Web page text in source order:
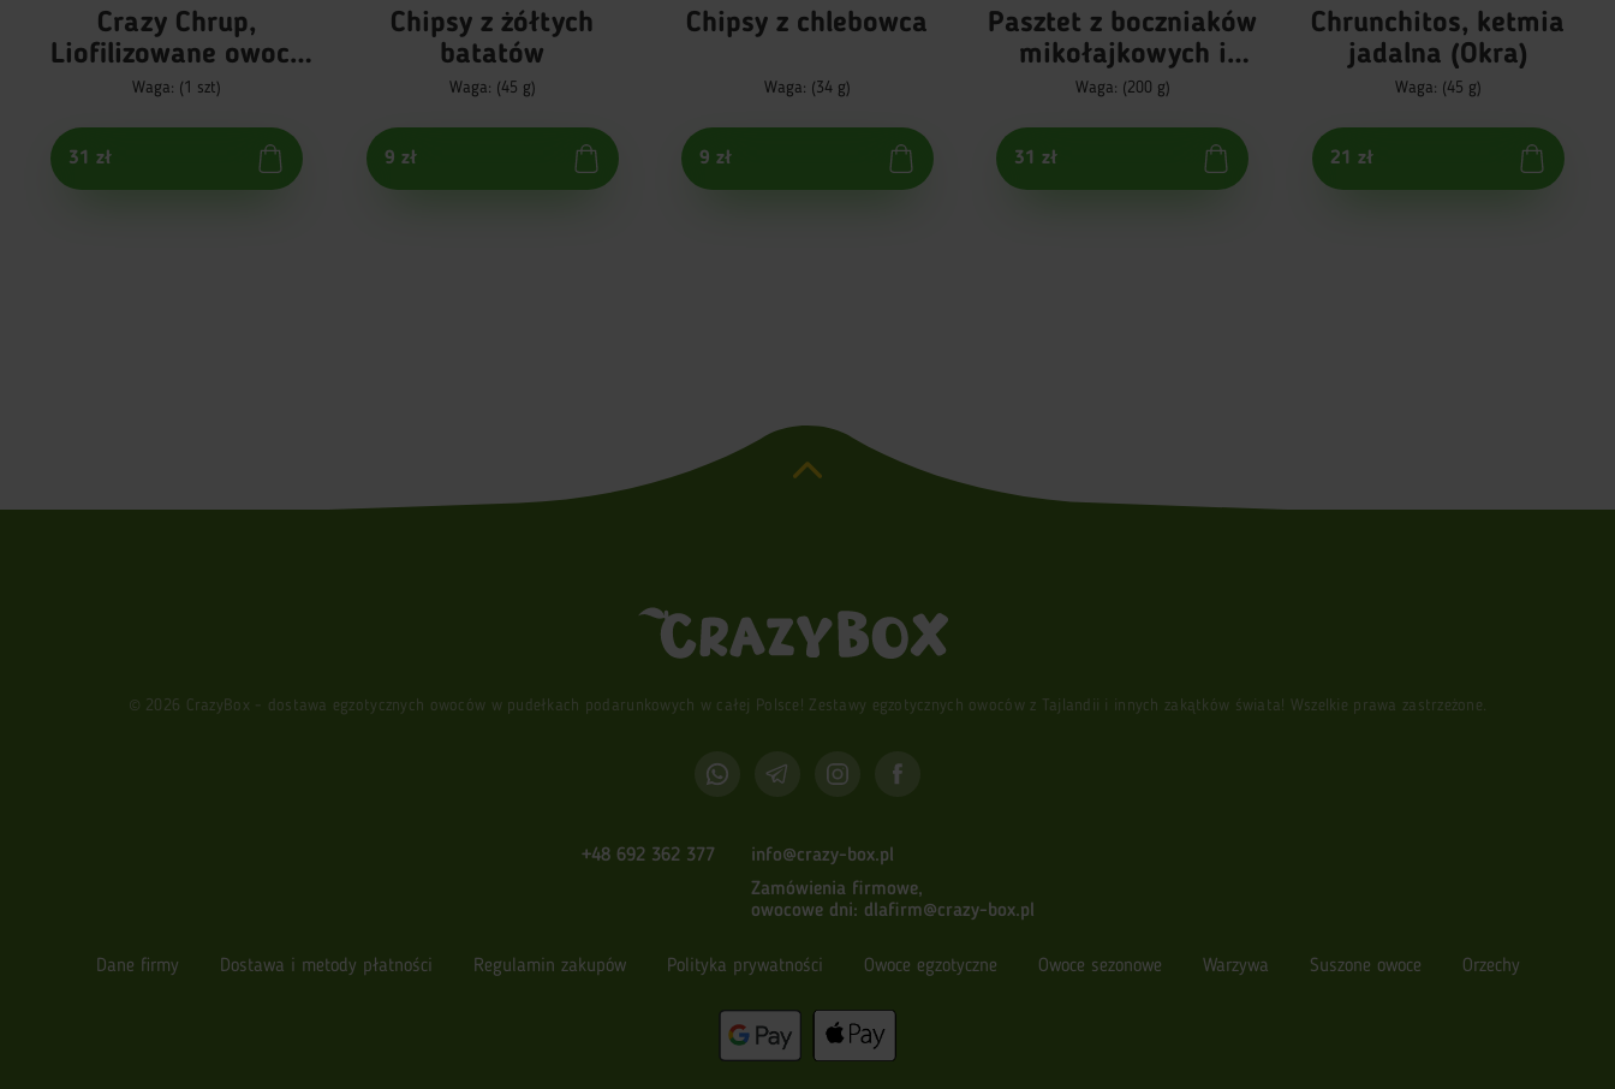
Crazy Chrup,
Liofilizowane owoce
egzotyczne
Waga: (1 szt)
31 zł
Chipsy z żółtych
batatów
Waga: (45 g)
9 zł
Chipsy z chlebowca
Waga: (34 g)
9 zł
Pasztet z boczniaków
mikołajkowych i
czerwonej pasty miso
Waga: (200 g)
31 zł
Chrunchitos, ketmia
jadalna (Okra)
Waga: (45 g)
21 zł
© 2026 CrazyBox - dostawa egzotycznych owoców w pudełkach podarunkowych w całej Polsce! Zestawy egzotycznych owoców z Tajlandii i innych zakątków świata! Wszelkie prawa zastrzeżone.
+48 692 362 377
info@crazy-box.pl
Zamówienia firmowe,
owocowe dni: dlafirm@crazy-box.pl
Dane firmy Dostawa i metody płatności Regulamin zakupów Polityka prywatności Owoce egzotyczne Owoce sezonowe Warzywa Suszone owoce Orzechy